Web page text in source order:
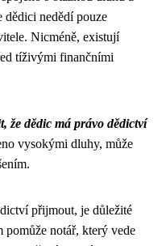
dědici nedědí pouze
Nicméně, existují
tíživými finančními
že dědic má právo dědictví
vysokými dluhy, může
přijmout, je důležité
pomůže notář, který vede